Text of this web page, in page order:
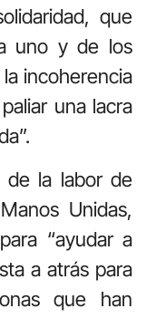
que
uno y de los
incoherencia
una lacra
de la labor de
Unidas,
“ayudar a
a atrás para
que han